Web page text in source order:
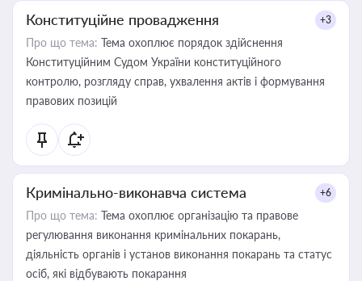
Конституційне провадження +3
Про що тема: Тема охоплює порядок здійснення
Конституційним Судом України конституційного
контролю, розгляду справ, ухвалення актів і формування
правових позицій
Кримінально-виконавча система +6
Про що тема: Тема охоплює організацію та правове
регулювання виконання кримінальних покарань,
діяльність органів і установ виконання покарань та статус
осіб, які відбувають покарання